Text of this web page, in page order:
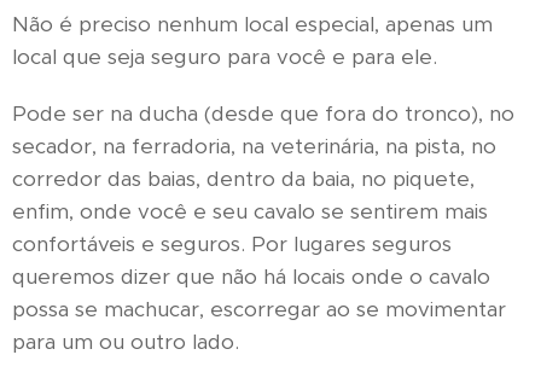
Não é preciso nenhum local especial, apenas um
local que seja seguro para você e para ele.
Pode ser na ducha (desde que fora do tronco), no
secador, na ferradoria, na veterinária, na pista, no
corredor das baias, dentro da baia, no piquete,
enfim, onde você e seu cavalo se sentirem mais
confortáveis e seguros. Por lugares seguros
queremos dizer que não há locais onde o cavalo
possa se machucar, escorregar ao se movimentar
para um ou outro lado.